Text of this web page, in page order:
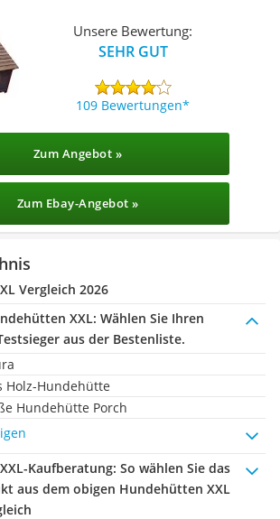
Unsere Bewertung:
SEHR GUT
109 Bewertungen
Zum Angebot »
Zum Ebay-Angebot »
Vergleich 2026
XXL: Wählen Sie Ihren
aus der Bestenliste.
Holz-Hundehütte
Hundehütte Porch
Kaufberatung: So wählen Sie das
aus dem obigen Hundehütten XXL